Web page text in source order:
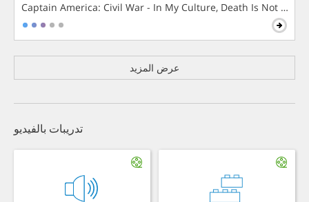
Captain America: Civil War - In My Culture, Death Is Not The
عرض المزيد
تدريبات بالفيديو